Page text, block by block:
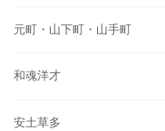
元町・山下町・山手町
和魂洋才
安土草多